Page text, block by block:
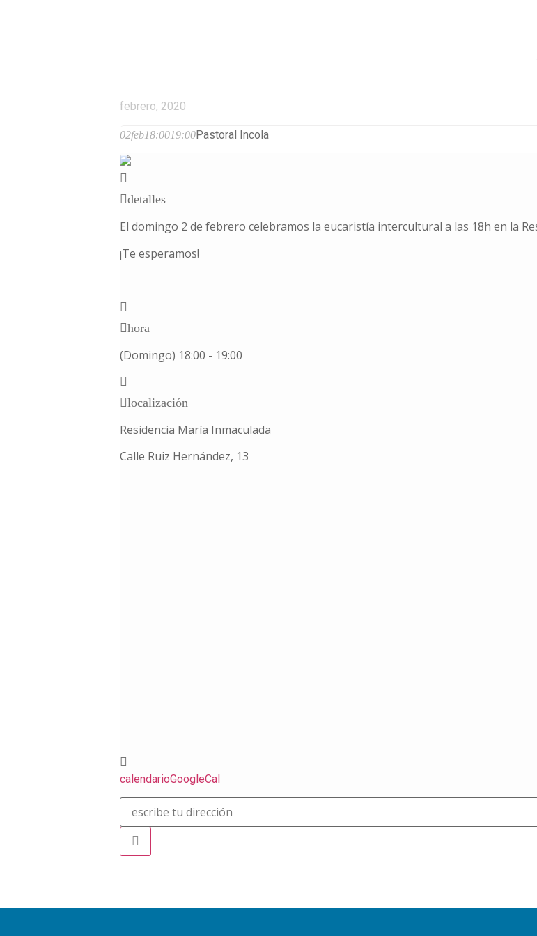
febrero, 2020
02feb18:0019:00Pastoral Incola
detalles
El domingo 2 de febrero celebramos la eucaristía intercultural a las 18h en la
¡Te esperamos!
hora
(Domingo) 18:00 - 19:00
localización
Residencia María Inmaculada
Calle Ruiz Hernández, 13
calendarioGoogleCal